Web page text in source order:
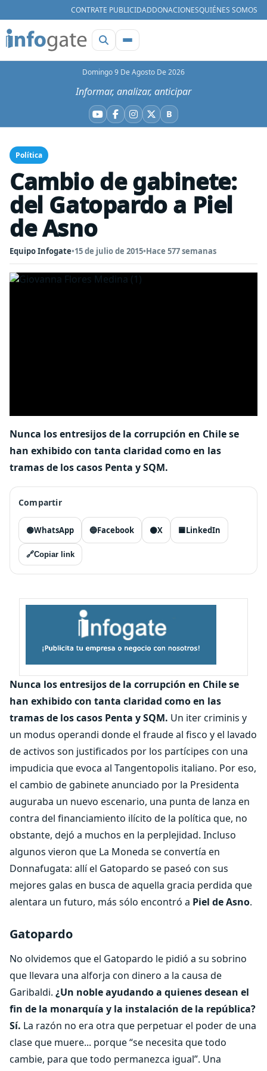
CONTRATE PUBLICIDADDONACIONESQUIÉNES SOMOS
Domingo 9 De Agosto De 2026
Informar, analizar, anticipar
YouTube
Facebook
Instagram
X BBluesky
Política
Cambio de gabinete:
del Gatopardo a Piel
de Asno
Equipo Infogate•15 de julio de 2015•Hace 577 semanas
Nunca los entresijos de la corrupción en Chile se
han exhibido con tanta claridad como en las
tramas de los casos Penta y SQM.
Compartir
🟢WhatsApp 🔵Facebook ⚫X 🟦LinkedIn
🔗Copiar link
Nunca los entresijos de la corrupción en Chile se
han exhibido con tanta claridad como en las
tramas de los casos Penta y SQM. Un iter criminis y
un modus operandi donde el fraude al fisco y el lavado
de activos son justificados por los partícipes con una
impudicia que evoca al Tangentopolis italiano. Por eso,
el cambio de gabinete anunciado por la Presidenta
auguraba un nuevo escenario, una punta de lanza en
contra del financiamiento ilícito de la política que, no
obstante, dejó a muchos en la perplejidad. Incluso
algunos vieron que La Moneda se convertía en
Donnafugata: allí el Gatopardo se paseó con sus
mejores galas en busca de aquella gracia perdida que
alentara un futuro, más sólo encontró a Piel de Asno.
Gatopardo
No olvidemos que el Gatopardo le pidió a su sobrino
que llevara una alforja con dinero a la causa de
Garibaldi. ¿Un noble ayudando a quienes desean el
fin de la monarquía y la instalación de la república?
Sí. La razón no era otra que perpetuar el poder de una
clase que muere... porque “se necesita que todo
cambie, para que todo permanezca igual”. Una